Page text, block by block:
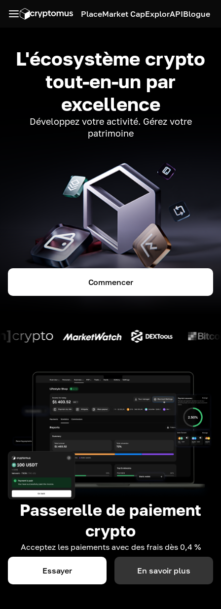
PlaceMarket CapExplorAPIBlogue
L'écosystème crypto
tout-en-un par
excellence
Développez votre activité. Gérez votre
patrimoine
Commencer
Passerelle de paiement
crypto
Acceptez les paiements avec des frais dès 0,4 %
Essayer En savoir plus